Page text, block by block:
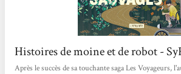
Histoires de moine et de robot -
Après le succès de sa touchante saga Les Voyageurs,